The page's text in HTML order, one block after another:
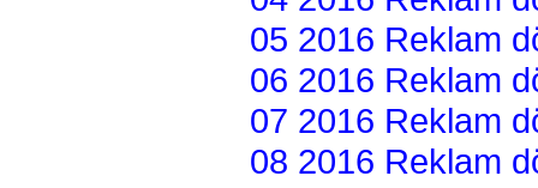
05 2016 Reklam
06 2016 Reklam
07 2016 Reklam
08 2016 Reklam